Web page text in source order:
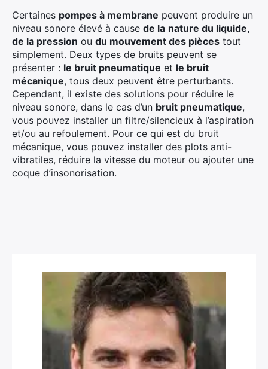
Certaines pompes à membrane peuvent produire un
niveau sonore élevé à cause de la nature du liquide,
de la pression ou du mouvement des pièces tout
simplement. Deux types de bruits peuvent se
présenter : le bruit pneumatique et le bruit
mécanique, tous deux peuvent être perturbants.
Cependant, il existe des solutions pour réduire le
niveau sonore, dans le cas d’un bruit pneumatique,
vous pouvez installer un filtre/silencieux à l’aspiration
et/ou au refoulement. Pour ce qui est du bruit
mécanique, vous pouvez installer des plots anti-
vibratiles, réduire la vitesse du moteur ou ajouter une
coque d’insonorisation.